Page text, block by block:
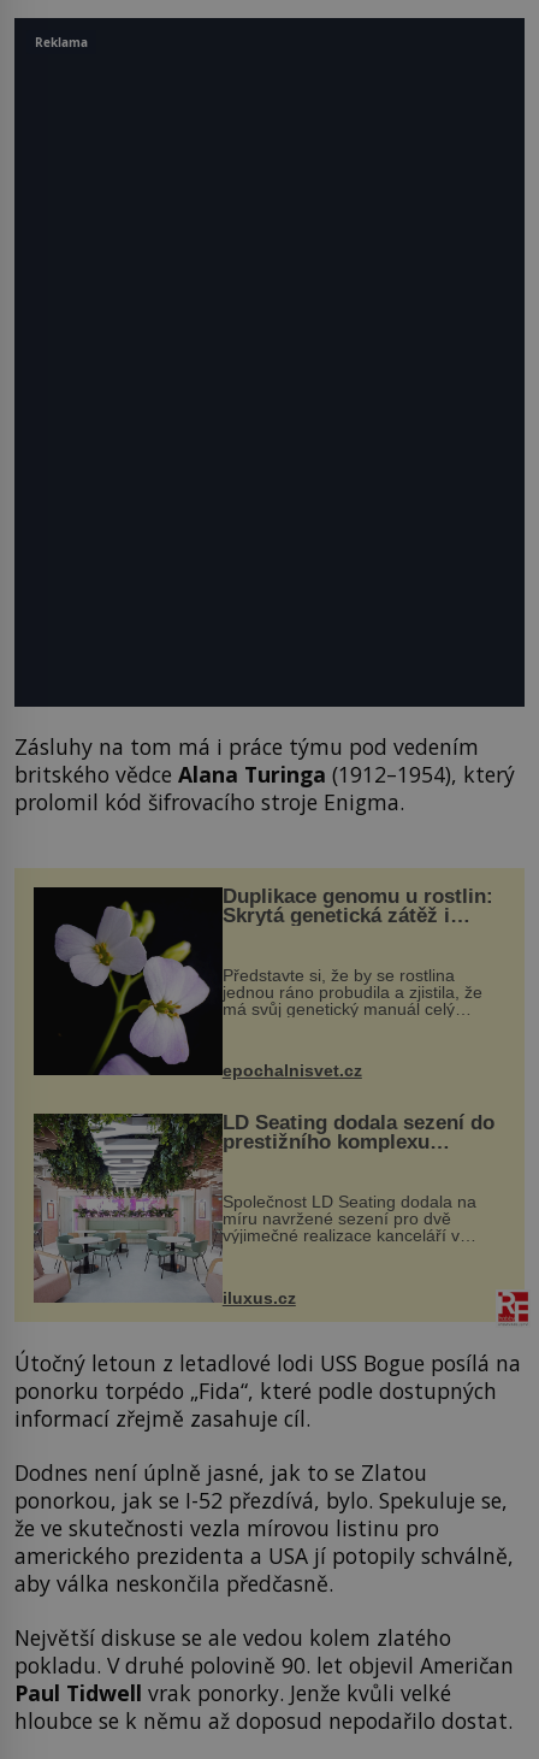
Zásluhy na tom má i práce týmu pod vedením
britského vědce Alana Turinga (1912–1954), který
prolomil kód šifrovacího stroje Enigma.
Duplikace genomu u rostlin:
Skrytá genetická zátěž i
Představte si, že by se rostlina
jednou ráno probudila a zjistila, že
má svůj genetický manuál celý
vstupenka...
epochalnisvet.cz
LD Seating dodala sezení do
prestižního komplexu
MediaCityUK v Salfordu
Společnost LD Seating dodala na
míru navržené sezení pro dvě
výjimečné realizace kanceláří v
areálu MediaCityUK v anglickém
budov Media...
iluxus.cz
Útočný letoun z letadlové lodi USS Bogue posílá na
ponorku torpédo „Fida“, které podle dostupných
informací zřejmě zasahuje cíl.
Dodnes není úplně jasné, jak to se Zlatou
ponorkou, jak se I-52 přezdívá, bylo. Spekuluje se,
že ve skutečnosti vezla mírovou listinu pro
amerického prezidenta a USA jí potopily schválně,
aby válka neskončila předčasně.
Největší diskuse se ale vedou kolem zlatého
pokladu. V druhé polovině 90. let objevil Američan
Paul Tidwell vrak ponorky. Jenže kvůli velké
hloubce se k němu až doposud nepodařilo dostat.
Reklama